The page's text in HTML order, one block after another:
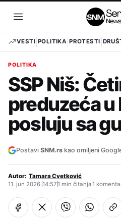
sadržaj
Otvori
meni
VESTI POLITIKA PROTESTI
POLITIKA
SSP Niš:
preduzeća u
posluju sa
Postavi SNM.rs kao omiljeni
Autor: Tamara Cvetković
11. jun 2026.14:571 min čitanja1